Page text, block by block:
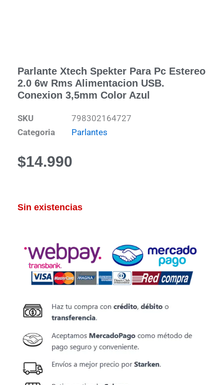
Parlante Xtech Spekter Para Pc Estereo
2.0 6w Rms Alimentacion USB.
Conexion 3,5mm Color Azul
SKU
798302164727
Categoria
Parlantes
$14.990
Sin existencias